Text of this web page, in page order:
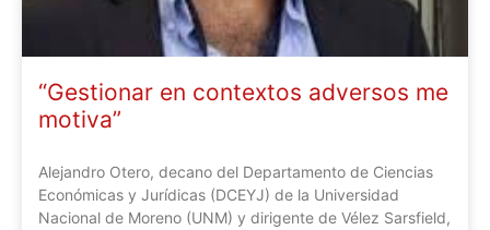
“Gestionar en contextos adversos me
motiva”
Alejandro Otero, decano del Departamento de Ciencias
Económicas y Jurídicas (DCEYJ) de la Universidad
Nacional de Moreno (UNM) y dirigente de Vélez Sarsfield,